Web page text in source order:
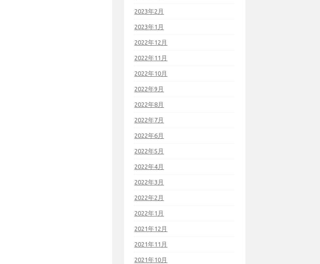
2023年2月
2023年1月
2022年12月
2022年11月
2022年10月
2022年9月
2022年8月
2022年7月
2022年6月
2022年5月
2022年4月
2022年3月
2022年2月
2022年1月
2021年12月
2021年11月
2021年10月